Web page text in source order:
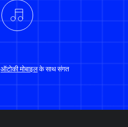
ऑटोकी मोबाइलके साथ संगत